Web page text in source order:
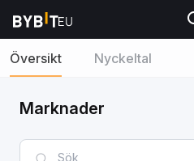
Översikt Nyckeltal
Marknader